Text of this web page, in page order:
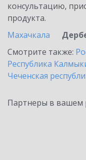
консультацию,
продукта.
Махачкала
Смотрите также:
Республика
Чеченская
Партнеры в вашем